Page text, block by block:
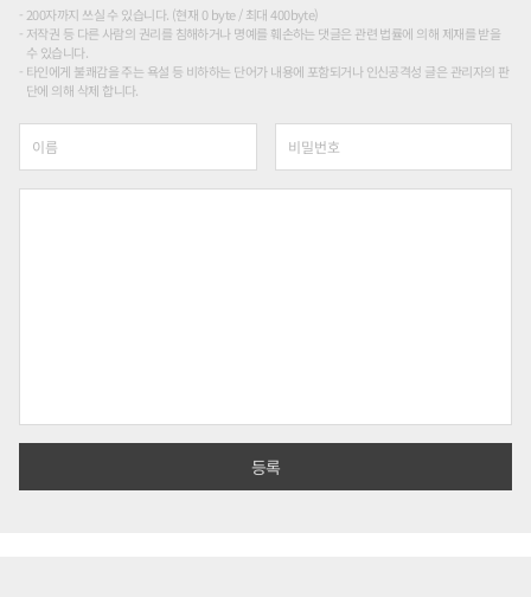
200자까지 쓰실 수 있습니다. (현재 0 byte / 최대 400byte)
저작권 등 다른 사람의 권리를 침해하거나 명예를 훼손하는 댓글은 관련 법률에 의해 제재를 받을
수 있습니다.
타인에게 불쾌감을 주는 욕설 등 비하하는 단어가 내용에 포함되거나 인신공격성 글은 관리자의 판
단에 의해 삭제 합니다.